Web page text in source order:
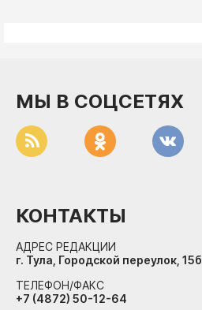
МЫ В СОЦСЕТЯХ
КОНТАКТЫ
АДРЕС РЕДАКЦИИ
г. Тула, Городской переулок, 15б
ТЕЛЕФОН/ФАКС
+7 (4872) 50-12-64